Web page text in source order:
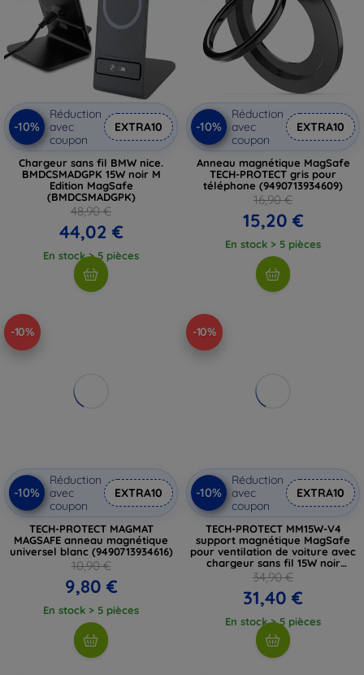
-10%
Réduction
avec
coupon
EXTRA10
Chargeur sans fil BMW nice.
BMDCSMADGPK 15W noir M
Edition MagSafe
(BMDCSMADGPK)
48,90 €
44,02 €
En stock > 5 pièces
-10%
Réduction
avec
coupon
EXTRA10
Anneau magnétique MagSafe
TECH-PROTECT gris pour
téléphone (9490713934609)
16,90 €
15,20 €
En stock > 5 pièces
-10%
-10%
Réduction
avec
coupon
EXTRA10
TECH-PROTECT MAGMAT
MAGSAFE anneau magnétique
universel blanc (9490713934616)
10,90 €
9,80 €
En stock > 5 pièces
-10%
-10%
Réduction
avec
coupon
EXTRA10
TECH-PROTECT MM15W-V4
support magnétique MagSafe
pour ventilation de voiture avec
chargeur sans fil 15W noir
(9490713933787)
34,90 €
31,40 €
En stock > 5 pièces